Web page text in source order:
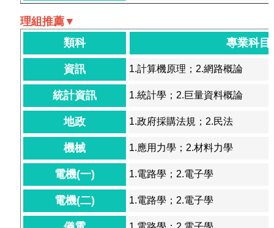
理組推薦▼
類科
專業科目
資訊 1.計算機原理；2.網路概論
統計資訊 1.統計學；2.巨量資料概論
地政 1.政府採購法規；2.民法
機械 1.應用力學；2.材料力學
電機(一) 1.電路學；2.電子學
電機(二) 1.電路學；2.電子學